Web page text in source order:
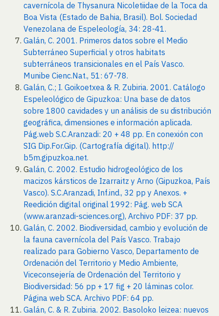
cavernícola de Thysanura Nicoletiidae de la Toca da
Boa Vista (Estado de Bahia, Brasil). Bol. Sociedad
Venezolana de Espeleología, 34: 28-41.
Galán, C. 2001. Primeros datos sobre el Medio
Subterráneo Superficial y otros habitats
subterráneos transicionales en el País Vasco.
Munibe Cienc.Nat., 51: 67-78.
Galán, C.; I. Goikoetxea & R. Zubiria. 2001. Catálogo
Espeleológico de Gipuzkoa: Una base de datos
sobre 1800 cavidades y un análisis de su distribución
geográfica, dimensiones e información aplicada.
Pág.web S.C.Aranzadi: 20 + 48 pp. En conexión con
SIG Dip.For.Gip. (Cartografía digital). http://
b5m.gipuzkoa.net.
Galán, C. 2002. Estudio hidrogeológico de los
macizos kársticos de Izarraitz y Arno (Gipuzkoa, País
Vasco). S.C.Aranzadi, Inf.ind., 32 pp y Anexos. +
Reedición digital original 1992: Pág. web SCA
(www.aranzadi-sciences.org), Archivo PDF: 37 pp.
Galán, C. 2002. Biodiversidad, cambio y evolución de
la fauna cavernícola del País Vasco. Trabajo
realizado para Gobierno Vasco, Departamento de
Ordenación del Territorio y Medio Ambiente,
Viceconsejería de Ordenación del Territorio y
Biodiversidad: 56 pp + 17 fig + 20 láminas color.
Página web SCA. Archivo PDF: 64 pp.
Galán, C. & R. Zubiria. 2002. Basoloko leizea: nuevos